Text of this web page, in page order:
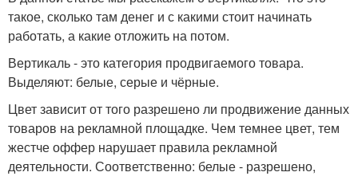
такое, сколько там денег и с какими стоит начинать
работать, а какие отложить на потом.
Вертикаль - это категория продвигаемого товара.
Выделяют: белые, серые и чёрные.
Цвет зависит от того разрешено ли продвижение данных
товаров на рекламной площадке. Чем темнее цвет, тем
жестче оффер нарушает правила рекламной
деятельности. Соответственно: белые - разрешено,